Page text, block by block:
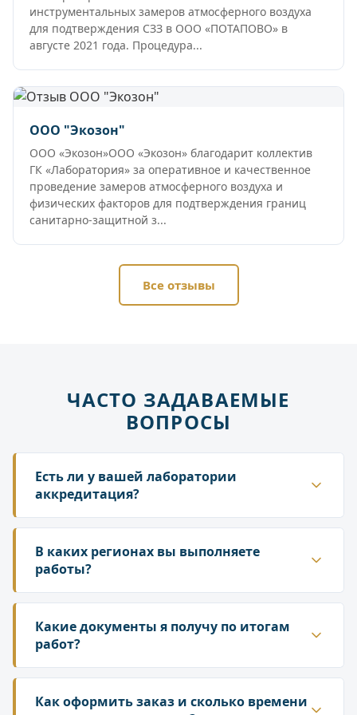
инструментальных замеров атмосферного воздуха
для подтверждения СЗЗ в ООО «ПОТАПОВО» в
августе 2021 года. Процедура...
ООО "Экозон"
ООО «Экозон»ООО «Экозон» благодарит коллектив
ГК «Лаборатория» за оперативное и качественное
проведение замеров атмосферного воздуха и
физических факторов для подтверждения границ
санитарно-защитной з...
Все отзывы
ЧАСТО ЗАДАВАЕМЫЕ
ВОПРОСЫ
Есть ли у вашей лаборатории
аккредитация?
Да. ГК «Лаборатория» аккредитована в
национальной системе Росаккредитации. Наши
протоколы и заключения принимаются
Росприроднадзором, государственной
инспекцией труда.
В каких регионах вы выполняете
работы?
Работаем по всей территории России. У нас
собственная сеть лабораторий и партнёрских
подразделений, что позволяет организовать
регионе. Сроки выезда зависят от удалённости
объекта — уточняйте у менеджера при
Какие документы я получу по итогам
работ?
По результатам исследований вы получаете
официальный протокол испытаний
Как оформить заказ и сколько времени